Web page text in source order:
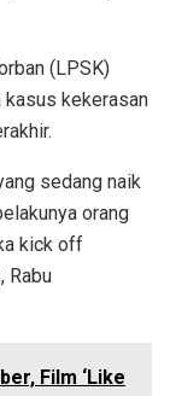
(LPSK)
kasus kekerasan
sedang naik
orang
kick off
Rabu
Film ‘Like